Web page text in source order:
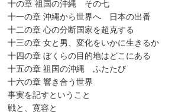
十の章 祖国の沖縄 その七
十一の章 沖縄から世界へ 日本の出番
十二の章 心の分断国家を超克する
十三の章 女と男、変化をいかに生きるか
十四の章 ぼくらの目的地はどこにある
十五の章 祖国の沖縄 ふたたび
十六の章 響き合う世界
事実を記すということ
戦と、寛容と